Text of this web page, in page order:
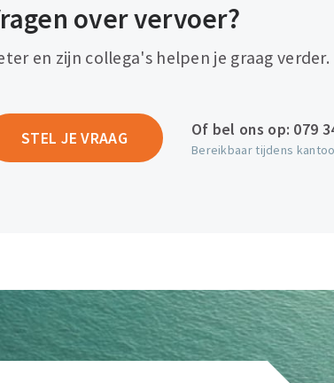
over vervoer?
en zijn collega's helpen je graag verder.
STEL JE VRAAG Of bel ons op: 079
Bereikbaar tijdens